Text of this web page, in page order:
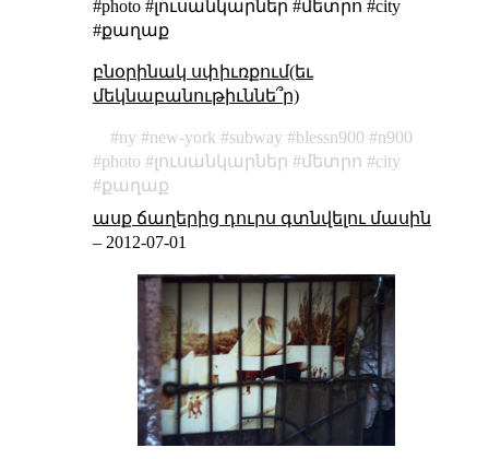
#photo #լուսանկարներ #մետրո #city
#քաղաք
բնօրինակ սփիւռքում(եւ
մեկնաբանութիւննե՞ր)
ny new-york subway blessn900
n900
photo
լուսանկարներ մետրո
city
քաղաք
ասք ճաղերից դուրս գտնվելու մասին
– 2012-07-01